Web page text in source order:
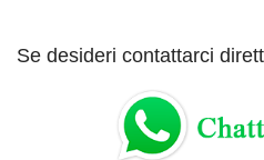
Se desideri contattarci